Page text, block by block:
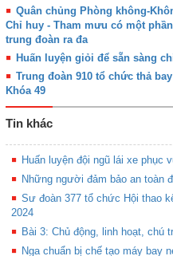
Quân chủng Phòng không-
Chỉ huy - Tham mưu có một
trung đoàn ra đa
Huấn luyện giỏi để sẵn sàng
Trung đoàn 910 tổ chức thả
Khóa 49
Tin khác
Huấn luyện đội ngũ lái xe phục
Những người đảm bảo an toàn
Sư đoàn 377 tổ chức Hội thao
2024
Bài 3: Chủ động, linh hoạt, chú
Nga chuẩn bị chế tạo máy bay